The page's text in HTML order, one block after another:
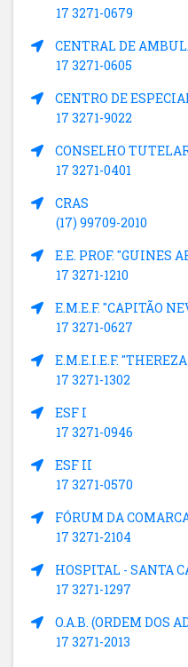
17 3271-0679
CENTRAL DE
17 3271-0605
CENTRO DE
17 3271-9022
CONSELHO
17 3271-0401
CRAS
(17) 99709-2010
E.E. PROF. "GUINES
17 3271-1210
E.M.E.F. "CAPITÃO
17 3271-0627
E.M.E.I.E.F.
17 3271-1302
ESF I
17 3271-0946
ESF II
17 3271-0570
FÓRUM DA
17 3271-2104
HOSPITAL - SANTA
17 3271-1297
O.A.B. (ORDEM DOS
17 3271-2013